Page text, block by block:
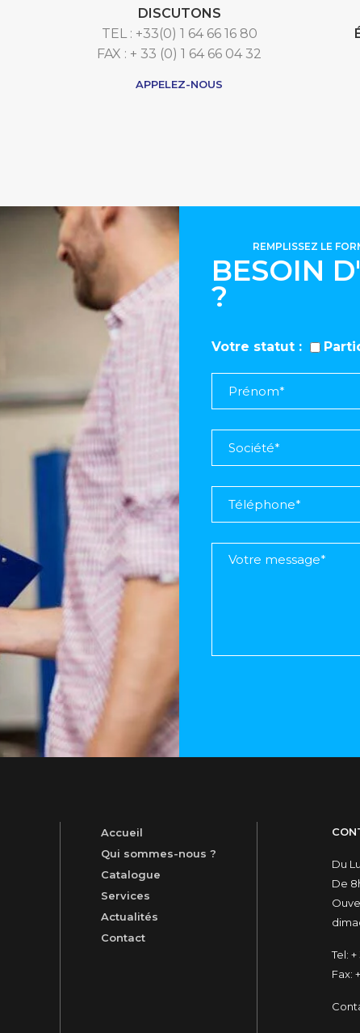
DISCUTONS
TEL : +33(0) 1 64 66 16 80
FAX : + 33 (0) 1 64 66 04 32
APPELEZ-NOUS
BESOIN
?
REMPLISSEZ LE
Votre statut
Accueil
Qui sommes-nous ?
Catalogue
Services
Actualités
Contact
Du
De
Tel: +
Fax: